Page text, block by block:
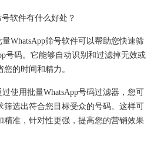
软件有什么好处？
筛号软件可以帮助您快速筛
号码。它能够自动识别和过滤掉无效或
的时间和精力。
用批量WhatsApp号码过滤器，您可
筛选出符合您目标受众的号码。这样可
精准，针对性更强，提高您的营销效果